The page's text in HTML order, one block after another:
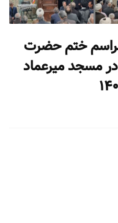
ختم حضرت
مسجد میرعماد